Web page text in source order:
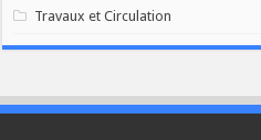
Travaux et Circulation